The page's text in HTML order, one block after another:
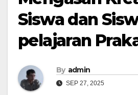
Siswa dan
pelajaran
By admin
SEP 27, 2025